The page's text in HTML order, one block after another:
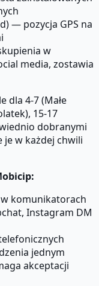
— pozycja GPS na
w
media, zostawia
dla 4-7 (Małe
15-17
dobranymi
je w każdej chwili
komunikatorach
Instagram DM
jednym
akceptacji